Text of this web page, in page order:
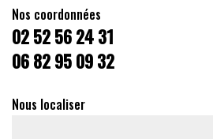
Nos coordonnées
02 52 56 24 31
06 82 95 09 32
Nous localiser